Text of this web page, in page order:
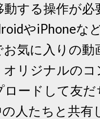
動する操作が必
やiPhoneな
お気に入りの動
オリジナルのコ
ロードして友だ
人たちと共有